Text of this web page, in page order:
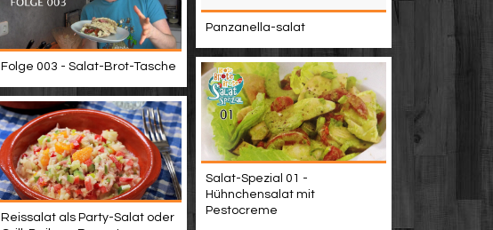
Panzanella-salat
Folge 003 - Salat-Brot-Tasche
Salat-Spezial 01 -
Hühnchensalat mit
Pestocreme
Reissalat als Party-Salat oder